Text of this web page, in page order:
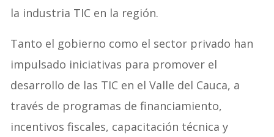
la industria TIC en la región.
Tanto el gobierno como el sector privado han
impulsado iniciativas para promover el
desarrollo de las TIC en el Valle del Cauca, a
través de programas de financiamiento,
incentivos fiscales, capacitación técnica y